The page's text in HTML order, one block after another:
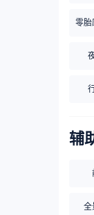
零胎
辅
全